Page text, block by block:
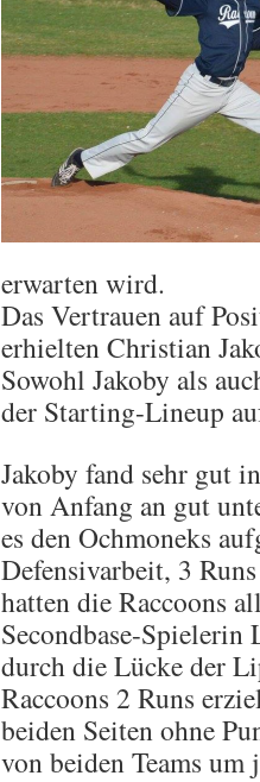
erwarten wird.
Das Vertrauen auf
erhielten Christian
Sowohl Jakoby als
der Starting-Lineup
Jakoby fand sehr gut
von Anfang an gut
es den Ochmoneks
Defensivarbeit, 3
hatten die Raccoons
Secondbase-Spielerin
durch die Lücke der
Raccoons 2 Runs
beiden Seiten ohne
von beiden Teams